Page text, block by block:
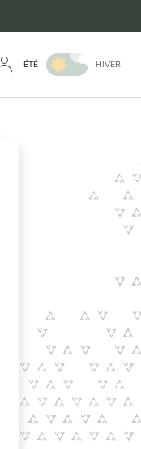
ÉTÉ HIVER